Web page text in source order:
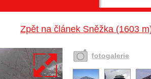
Zpět na článek Sněžka (1603
fotogalerie